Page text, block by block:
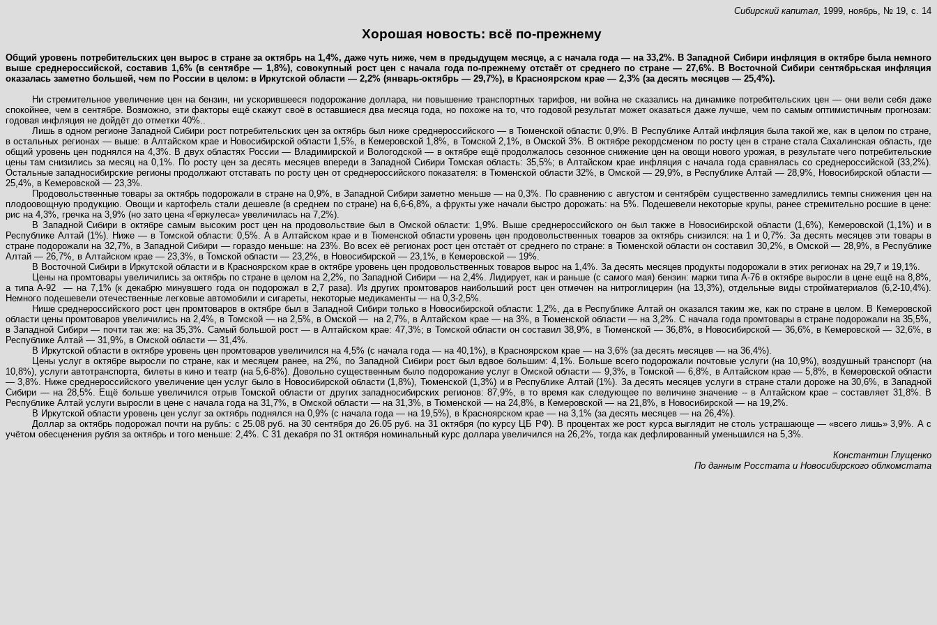
Сибирский капитал, 1999, ноябрь, № 19, с. 14
Хорошая новость: всё по-прежнему
Общий уровень потребительских цен вырос в стране за октябрь на 1,4%, даже чуть ниже, чем в предыдущем месяце, а с начала года — на 33,2%. В Западной Сибири инфляция в октябре была немного
выше среднероссийской, составив 1,6% (в сентябре — 1,8%), совокупный рост цен с начала года по-прежнему отстаёт от среднего по стране — 27,6%. В Восточной Сибири сентябрьская инфляция
оказалась заметно большей, чем по России в целом: в Иркутской области — 2,2% (январь-октябрь — 29,7%), в Красноярском крае — 2,3% (за десять месяцев — 25,4%).
Ни стремительное увеличение цен на бензин, ни ускорившееся подорожание доллара, ни повышение транспортных тарифов, ни война не сказались на динамике потребительских цен — они вели себя даже
спокойнее, чем в сентябре. Возможно, эти факторы ещё скажут своё в оставшиеся два месяца года, но похоже на то, что годовой результат может оказаться даже лучше, чем по самым оптимистичным прогнозам:
годовая инфляция не дойдёт до отметки 40%..
Лишь в одном регионе Западной Сибири рост потребительских цен за октябрь был ниже среднероссийского — в Тюменской области: 0,9%. В Республике Алтай инфляция была такой же, как в целом по стране,
в остальных регионах — выше: в Алтайском крае и Новосибирской области 1,5%, в Кемеровской 1,8%, в Томской 2,1%, в Омской 3%. В октябре рекордсменом по росту цен в стране стала Сахалинская область, где
общий уровень цен поднялся на 4,3%. В двух областях России — Владимирской и Вологодской — в октябре ещё продолжалось сезонное снижение цен на овощи нового урожая, в результате чего потребительские
цены там снизились за месяц на 0,1%. По росту цен за десять месяцев впереди в Западной Сибири Томская область: 35,5%; в Алтайском крае инфляция с начала года сравнялась со среднероссийской (33,2%).
Остальные западносибирские регионы продолжают отставать по росту цен от среднероссийского показателя: в Тюменской области 32%, в Омской — 29,9%, в Республике Алтай — 28,9%, Новосибирской области —
25,4%, в Кемеровской — 23,3%.
Продовольственные товары за октябрь подорожали в стране на 0,9%, в Западной Сибири заметно меньше — на 0,3%. По сравнению с августом и сентябрём существенно замедлились темпы снижения цен на
плодоовощную продукцию. Овощи и картофель стали дешевле (в среднем по стране) на 6,6-6,8%, а фрукты уже начали быстро дорожать: на 5%. Подешевели некоторые крупы, ранее стремительно росшие в цене:
рис на 4,3%, гречка на 3,9% (но зато цена «Геркулеса» увеличилась на 7,2%).
В Западной Сибири в октябре самым высоким рост цен на продовольствие был в Омской области: 1,9%. Выше среднероссийского он был также в Новосибирской области (1,6%), Кемеровской (1,1%) и в
Республике Алтай (1%). Ниже — в Томской области: 0,5%. А в Алтайском крае и в Тюменской области уровень цен продовольственных товаров за октябрь снизился: на 1 и 0,7%. За десять месяцев эти товары в
стране подорожали на 32,7%, в Западной Сибири — гораздо меньше: на 23%. Во всех её регионах рост цен отстаёт от среднего по стране: в Тюменской области он составил 30,2%, в Омской — 28,9%, в Республике
Алтай — 26,7%, в Алтайском крае — 23,3%, в Томской области — 23,2%, в Новосибирской — 23,1%, в Кемеровской — 19%.
В Восточной Сибири в Иркутской области и в Красноярском крае в октябре уровень цен продовольственных товаров вырос на 1,4%. За десять месяцев продукты подорожали в этих регионах на 29,7 и 19,1%.
Цены на промтовары увеличились за октябрь по стране в целом на 2,2%, по Западной Сибири — на 2,4%. Лидирует, как и раньше (с самого мая) бензин: марки типа А-76 в октябре выросли в цене ещё на 8,8%,
а типа А-92
— на 7,1% (к декабрю минувшего года он подорожал в 2,7 раза). Из других промтоваров наибольший рост цен отмечен на нитроглицерин (на 13,3%), отдельные виды стройматериалов (6,2-10,4%).
Немного подешевели отечественные легковые автомобили и сигареты, некоторые медикаменты — на 0,3-2,5%.
Нише среднероссийского рост цен промтоваров в октябре был в Западной Сибири только в Новосибирской области: 1,2%, да в Республике Алтай он оказался таким же, как по стране в целом. В Кемеровской
области цены промтоваров увеличились на 2,4%, в Томской — на 2,5%, в Омской — на 2,7%, в Алтайском крае — на 3%, в Тюменской области — на 3,2%. С начала года промтовары в стране подорожали на 35,5%,
в Западной Сибири — почти так же: на 35,3%. Самый большой рост — в Алтайском крае: 47,3%; в Томской области он составил 38,9%, в Тюменской — 36,8%, в Новосибирской — 36,6%, в Кемеровской — 32,6%, в
Республике Алтай — 31,9%, в Омской области — 31,4%.
В Иркутской области в октябре уровень цен промтоваров увеличился на 4,5% (с начала года — на 40,1%), в Красноярском крае — на 3,6% (за десять месяцев — на 36,4%).
Цены услуг в октябре выросли по стране, как и месяцем ранее, на 2%, по Западной Сибири рост был вдвое большим: 4,1%. Больше всего подорожали почтовые услуги (на 10,9%), воздушный транспорт (на
10,8%), услуги автотранспорта, билеты в кино и театр (на 5,6-8%). Довольно существенным было подорожание услуг в Омской области — 9,3%, в Томской — 6,8%, в Алтайском крае — 5,8%, в Кемеровской области
— 3,8%. Ниже среднероссийского увеличение цен услуг было в Новосибирской области (1,8%), Тюменской (1,3%) и в Республике Алтай (1%). За десять месяцев услуги в стране стали дороже на 30,6%, в Западной
Сибири — на 28,5%. Ещё больше увеличился отрыв Томской области от других западносибирских регионов: 87,9%, в то время как следующее по величине значение -- в Алтайском крае – составляет 31,8%. В
Республике Алтай услуги выросли в цене с начала года на 31,7%, в Омской области — на 31,3%, в Тюменской — на 24,8%, в Кемеровской — на 21,8%, в Новосибирской — на 19,2%.
В Иркутской области уровень цен услуг за октябрь поднялся на 0,9% (с начала года — на 19,5%), в Красноярском крае — на 3,1% (за десять месяцев — на 26,4%).
Доллар за октябрь подорожал почти на рубль: с 25.08 руб. на 30 сентября до 26.05 руб. на 31 октября (по курсу ЦБ РФ). В процентах же рост курса выглядит не столь устрашающе — «всего лишь» 3,9%. А с
учётом обесценения рубля за октябрь и того меньше: 2,4%. С 31 декабря по 31 октября номинальный курс доллара увеличился на 26,2%, тогда как дефлированный уменьшился на 5,3%.
Константин Глущенко
По данным Росстата и Новосибирского облкомстата